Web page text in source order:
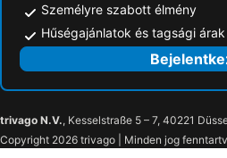
Személyre szabott élmény
Hűségajánlatok és tagsági árak
trivago N.V., Kesselstraße 5 – 7, 40221
Copyright 2026 trivago | Minden jog